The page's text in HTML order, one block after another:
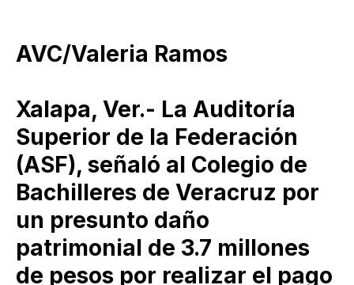
AVC/Valeria Ramos
Xalapa, Ver.- La Auditoría
Superior de la Federación
(ASF), señaló al Colegio de
Bachilleres de Veracruz por
un presunto daño
patrimonial de 3.7 millones
de pesos por realizar el pago